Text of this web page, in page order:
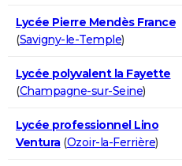
Lycée Pierre Mendès France
(Savigny-le-Temple)
Lycée polyvalent la Fayette
(Champagne-sur-Seine)
Lycée professionnel Lino
Ventura(Ozoir-la-Ferrière)